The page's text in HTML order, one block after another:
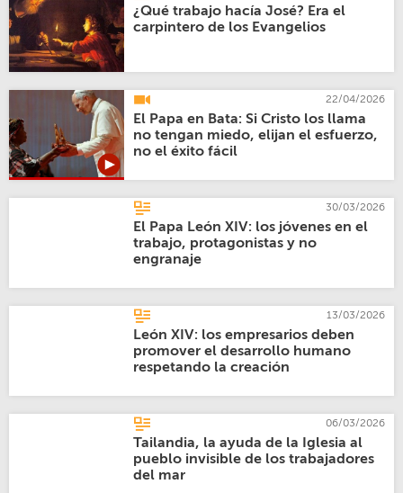
¿Qué trabajo hacía José? Era el
carpintero de los Evangelios
22/04/2026
El Papa en Bata: Si Cristo los llama
no tengan miedo, elijan el esfuerzo,
no el éxito fácil
30/03/2026
El Papa León XIV: los jóvenes en el
trabajo, protagonistas y no
engranaje
13/03/2026
León XIV: los empresarios deben
promover el desarrollo humano
respetando la creación
06/03/2026
Tailandia, la ayuda de la Iglesia al
pueblo invisible de los trabajadores
del mar